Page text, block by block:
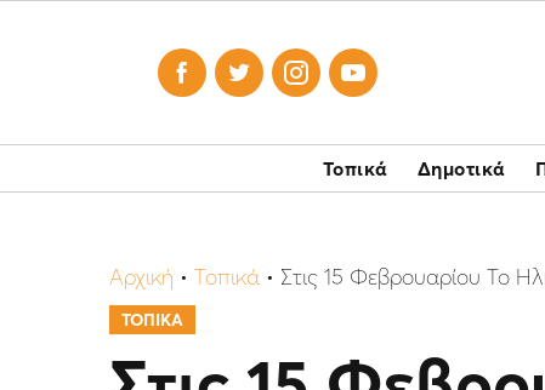
   
Τοπικά Δημοτικά
Αρχική • Τοπικά • Στις 15 Φεβρουαρίου Το
ΤΟΠΙΚΑ